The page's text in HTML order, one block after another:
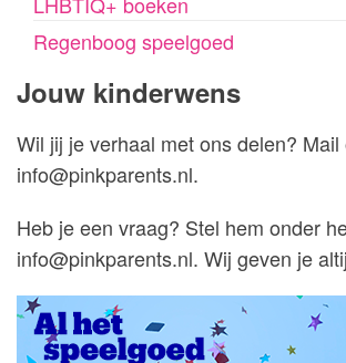
Regenboog speelgoed
Jouw kinderwens
Wil jij je verhaal met ons delen? Mail
info@pinkparents.nl.
Heb je een vraag? Stel hem onder
info@pinkparents.nl. Wij geven je